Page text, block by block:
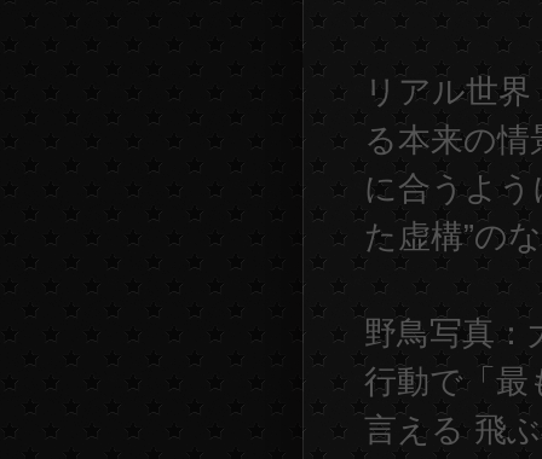
リアル世
る本来の情
に合うよ
た虚構”の
野鳥写真：
行動で「最
言える 飛